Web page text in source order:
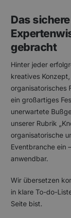
Das
gebracht
Hinter jeder
kreatives
organisatorisches
ein großartiges
unerwartete
unserer Rubrik
organisatorische
Eventbranche ein
anwendbar.
Wir übersetzen
in klare To-do-
Seite bist.